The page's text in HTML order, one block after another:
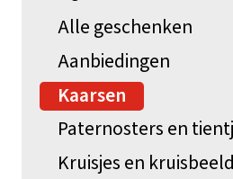
Alle geschenken
Aanbiedingen
Kaarsen
Paternosters en
Kruisjes en